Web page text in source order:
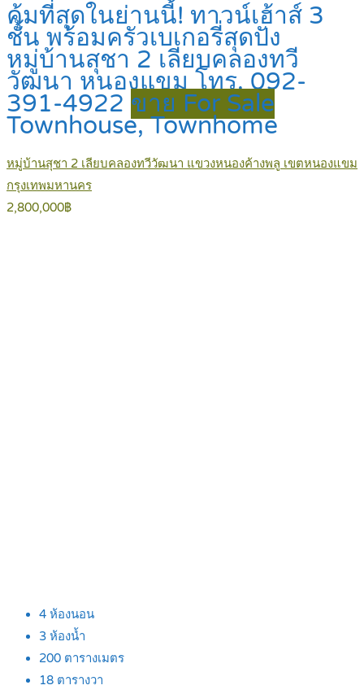
คุ้มที่สุดในย่านนี้! ทาวน์เฮ้าส์ 3
ชั้น พร้อมครัวเบเกอรี่สุดปัง
หมู่บ้านสุชา 2 เลียบคลองทวี
วัฒนา หนองแขม โทร. 092-
391-4922 ขาย For Sale
Townhouse, Townhome
หมู่บ้านสุชา 2 เลียบคลองทวีวัฒนา แขวงหนองค้างพลู เขตหนองแขม
กรุงเทพมหานคร
2,800,000฿
4 ห้องนอน
3 ห้องน้ำ
200 ตารางเมตร
18 ตารางวา